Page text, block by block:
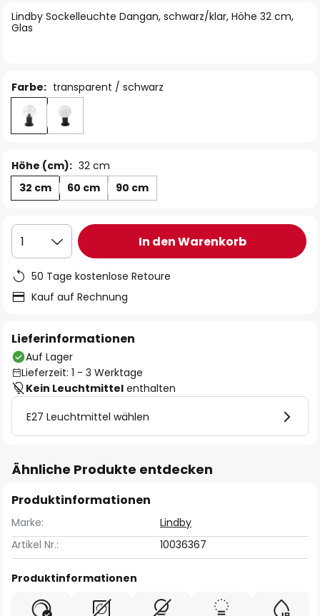
Lindby Sockelleuchte Dangan, schwarz/klar, Höhe 32 cm,
Glas
Farbe: transparent / schwarz
Höhe (cm): 32 cm
32 cm
60 cm 90 cm
1 In den Warenkorb
50 Tage kostenlose Retoure
Kauf auf Rechnung
Lieferinformationen
Auf Lager
Lieferzeit: 1 - 3 Werktage
Kein Leuchtmittel enthalten
E27 Leuchtmittel wählen
Ähnliche Produkte entdecken
Produktinformationen
Marke:
Lindby
Artikel Nr.:
10036367
Produktinformationen